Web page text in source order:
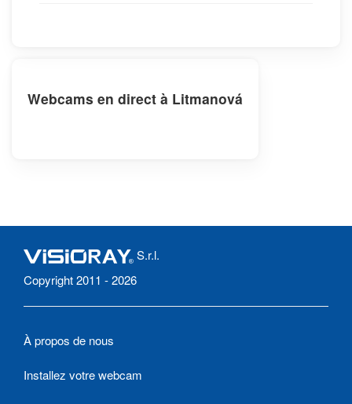
Webcams en direct à Litmanová
S.r.l.
Copyright 2011 - 2026
À propos de nous
Installez votre webcam